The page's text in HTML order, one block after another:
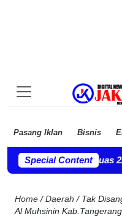
Pasang Iklan Bisnis
Special Content
no 46 luas 2250m
Home / Daerah / Tak
Al Muhsinin